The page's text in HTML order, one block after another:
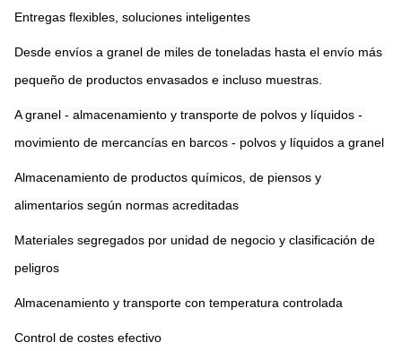
Entregas flexibles, soluciones inteligentes
Desde envíos a granel de miles de toneladas hasta el envío más
pequeño de productos envasados e incluso muestras.
A granel - almacenamiento y transporte de polvos y líquidos -
movimiento de mercancías en barcos - polvos y líquidos a granel
Almacenamiento de productos químicos, de piensos y
alimentarios según normas acreditadas
Materiales segregados por unidad de negocio y clasificación de
peligros
Almacenamiento y transporte con temperatura controlada
Control de costes efectivo